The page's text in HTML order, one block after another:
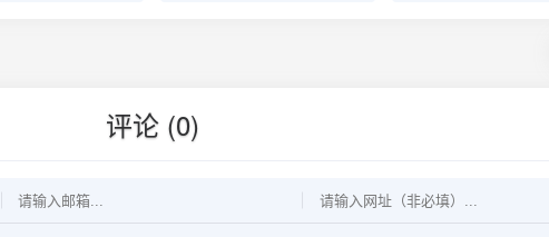
评论 (0)